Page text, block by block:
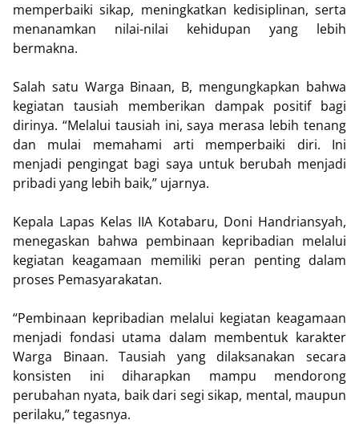
memperbaiki sikap, meningkatkan kedisiplinan, serta
menanamkan nilai-nilai kehidupan yang lebih
bermakna.
Salah satu Warga Binaan, B, mengungkapkan bahwa
kegiatan tausiah memberikan dampak positif bagi
dirinya. “Melalui tausiah ini, saya merasa lebih tenang
dan mulai memahami arti memperbaiki diri. Ini
menjadi pengingat bagi saya untuk berubah menjadi
pribadi yang lebih baik,” ujarnya.
Kepala Lapas Kelas IIA Kotabaru, Doni Handriansyah,
menegaskan bahwa pembinaan kepribadian melalui
kegiatan keagamaan memiliki peran penting dalam
proses Pemasyarakatan.
“Pembinaan kepribadian melalui kegiatan keagamaan
menjadi fondasi utama dalam membentuk karakter
Warga Binaan. Tausiah yang dilaksanakan secara
konsisten ini diharapkan mampu mendorong
perubahan nyata, baik dari segi sikap, mental, maupun
perilaku,” tegasnya.